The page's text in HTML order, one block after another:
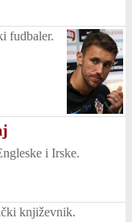
fudbaler.
i Irske.
književnik.